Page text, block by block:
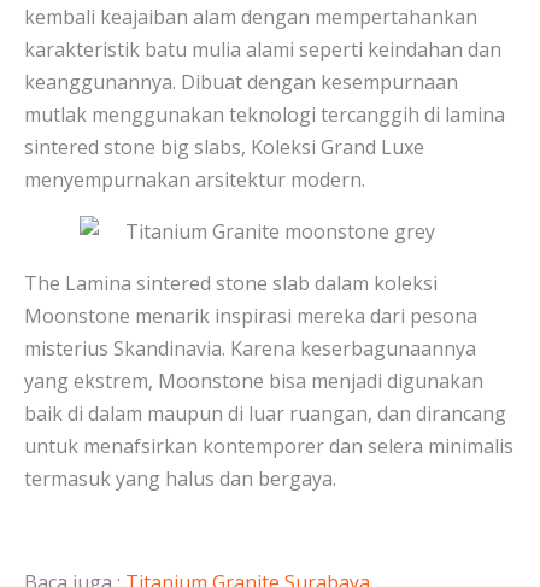
kembali keajaiban alam dengan mempertahankan
karakteristik batu mulia alami seperti keindahan dan
keanggunannya. Dibuat dengan kesempurnaan
mutlak menggunakan teknologi tercanggih di lamina
sintered stone big slabs, Koleksi Grand Luxe
menyempurnakan arsitektur modern.
The Lamina sintered stone slab dalam koleksi
Moonstone menarik inspirasi mereka dari pesona
misterius Skandinavia. Karena keserbagunaannya
yang ekstrem, Moonstone bisa menjadi digunakan
baik di dalam maupun di luar ruangan, dan dirancang
untuk menafsirkan kontemporer dan selera minimalis
termasuk yang halus dan bergaya.